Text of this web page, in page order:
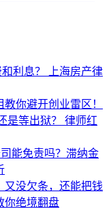
利息？
上海房产律
教你避开创业雷区！
是等出狱？ 律师红
能免责吗？滞纳金
又没欠条，还能把钱
你绝境翻盘